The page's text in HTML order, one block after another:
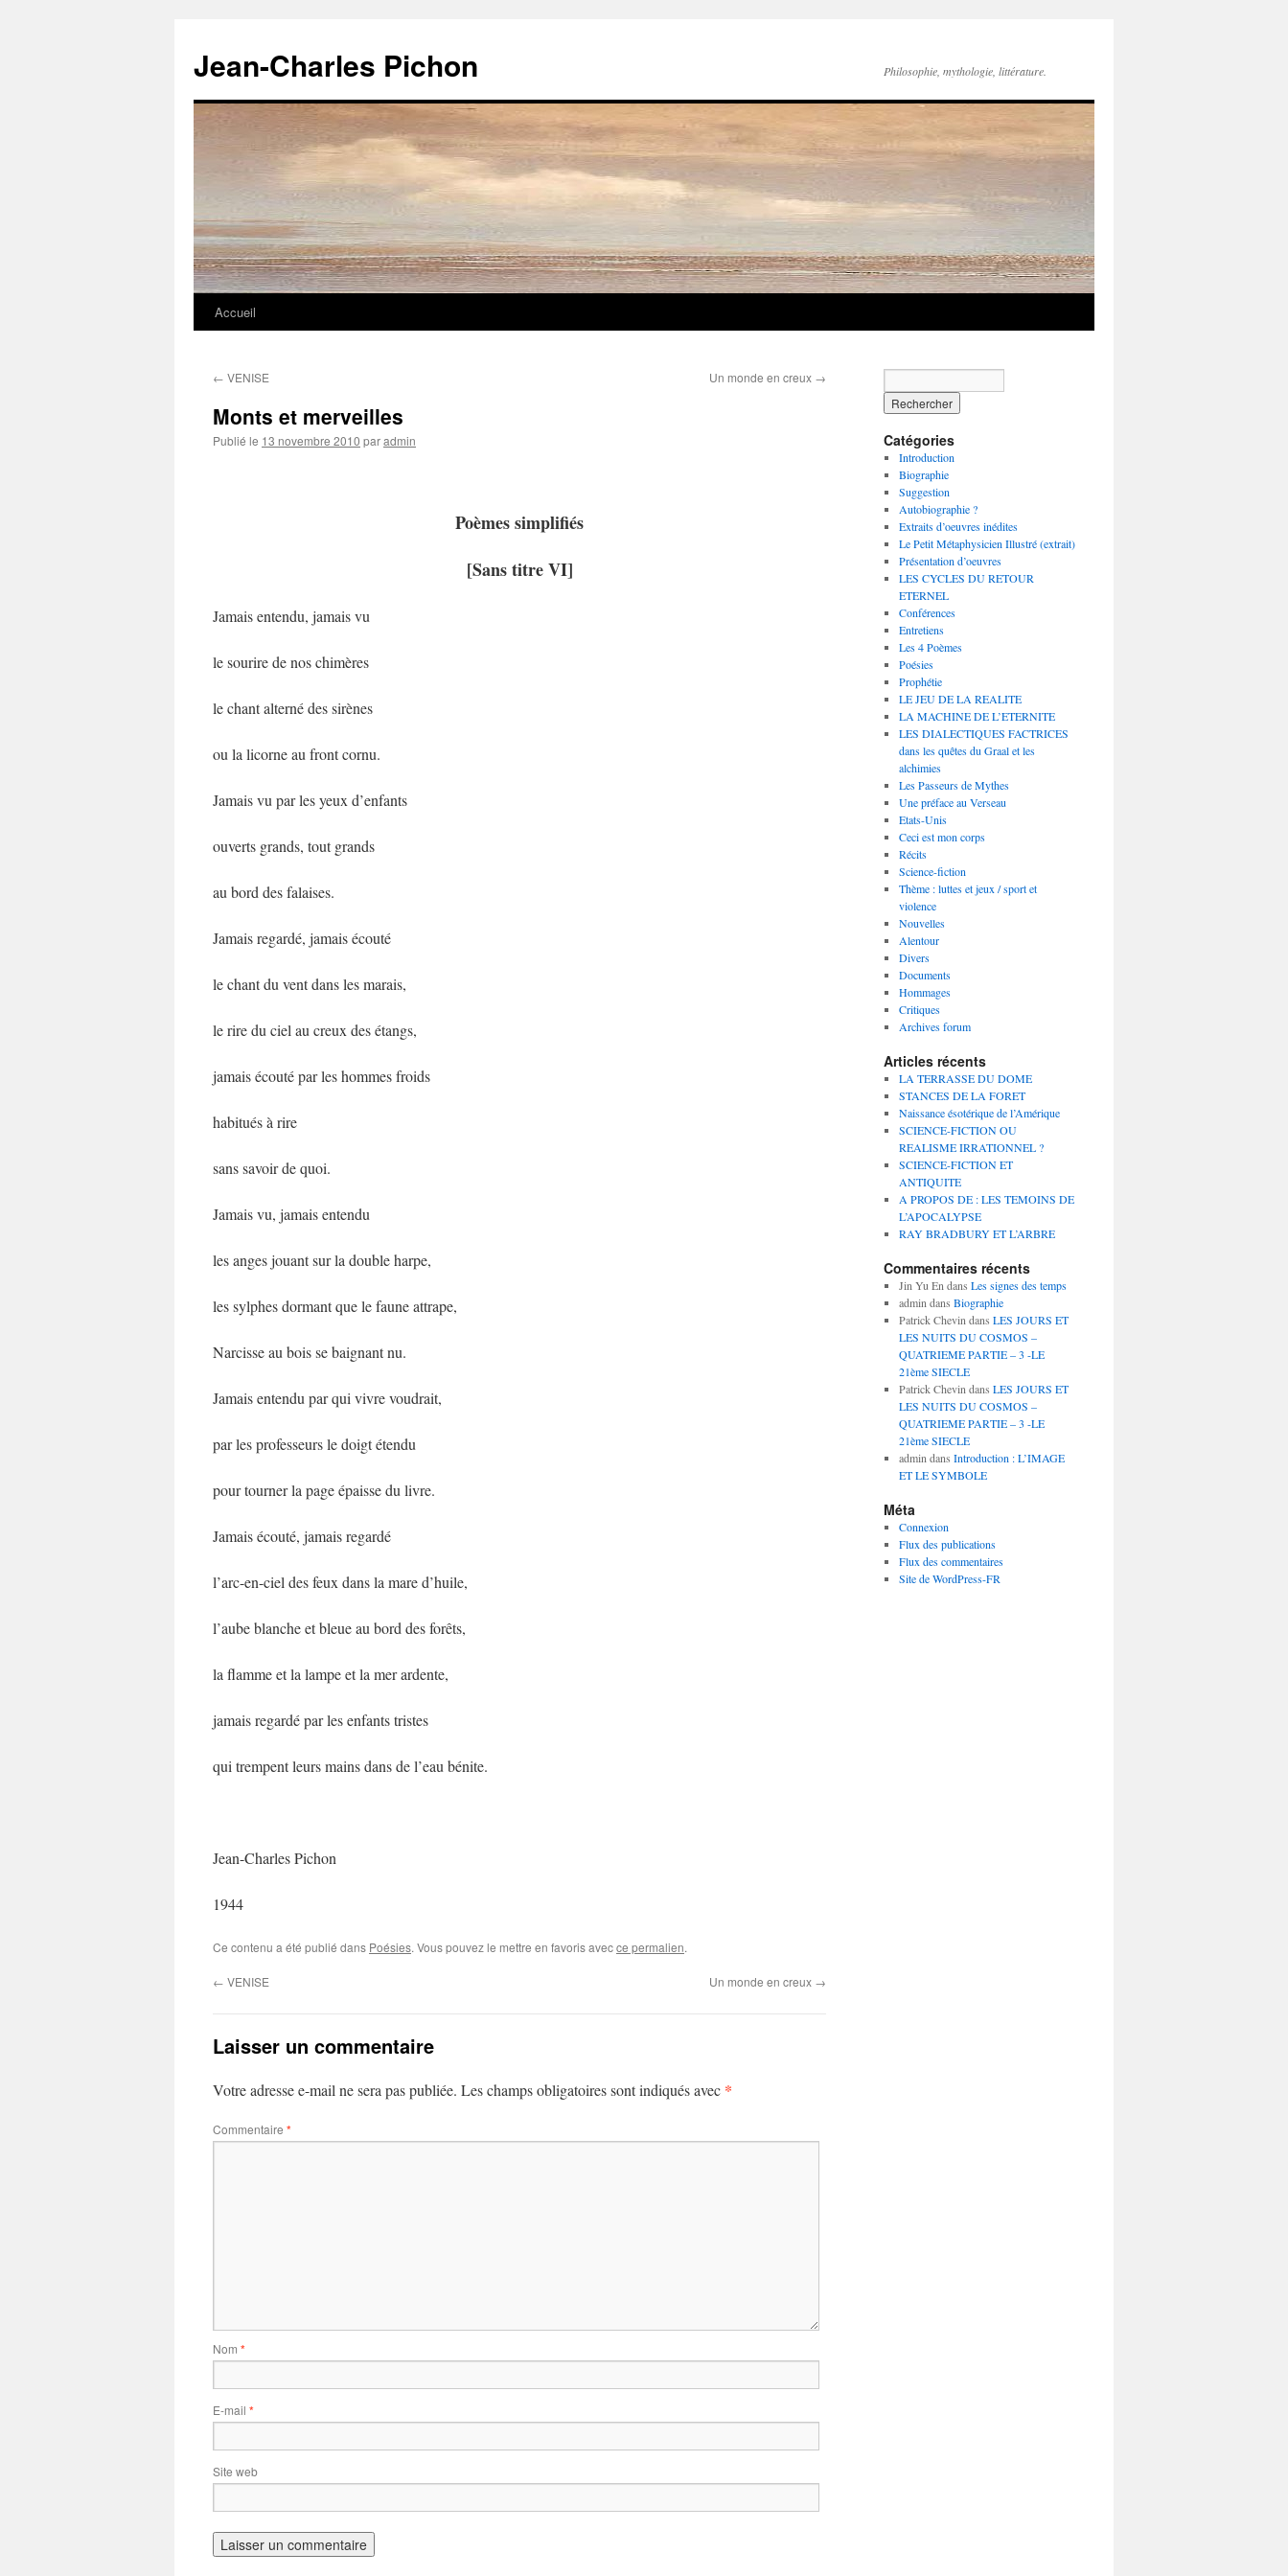
Jean-Charles Pichon Philosophie, mythologie, littérature.
Aller
contenu
Accueil
← VENISE Un monde en creux →
Monts et merveilles
Publié le 13 novembre 2010 paradmin
Poèmes simplifiés
[Sans titre VI]
Jamais entendu, jamais vu
le sourire de nos chimères
le chant alterné des sirènes
ou la licorne au front cornu.
Jamais vu par les yeux d’enfants
ouverts grands, tout grands
au bord des falaises.
Jamais regardé, jamais écouté
le chant du vent dans les marais,
le rire du ciel au creux des étangs,
jamais écouté par les hommes froids
habitués à rire
sans savoir de quoi.
Jamais vu, jamais entendu
les anges jouant sur la double harpe,
les sylphes dormant que le faune attrape,
Narcisse au bois se baignant nu.
Jamais entendu par qui vivre voudrait,
par les professeurs le doigt étendu
pour tourner la page épaisse du livre.
Jamais écouté, jamais regardé
l’arc-en-ciel des feux dans la mare d’huile,
l’aube blanche et bleue au bord des forêts,
la flamme et la lampe et la mer ardente,
jamais regardé par les enfants tristes
qui trempent leurs mains dans de l’eau bénite.
Jean-Charles Pichon
1944
Ce contenu a été publié dans Poésies. Vous pouvez le mettre en favoris avecce permalien.
← VENISE Un monde en creux →
Laisser un commentaire
Votre adresse e-mail ne sera pas publiée. Les champs obligatoires sont indiqués avec *
Commentaire *
Nom *
E-mail *
Site web
Catégories
Introduction
Biographie
Suggestion
Autobiographie ?
Extraits d’oeuvres inédites
Le Petit Métaphysicien Illustré (extrait)
Présentation d’oeuvres
LES CYCLES DU RETOUR
ETERNEL
Conférences
Entretiens
Les 4 Poèmes
Poésies
Prophétie
LE JEU DE LA REALITE
LA MACHINE DE L’ETERNITE
LES DIALECTIQUES FACTRICES
dans les quêtes du Graal et les
alchimies
Les Passeurs de Mythes
Une préface au Verseau
Etats-Unis
Ceci est mon corps
Récits
Science-fiction
Thème : luttes et jeux / sport et
violence
Nouvelles
Alentour
Divers
Documents
Hommages
Critiques
Archives forum
Articles récents
LA TERRASSE DU DOME
STANCES DE LA FORET
Naissance ésotérique de l’Amérique
SCIENCE-FICTION OU
REALISME IRRATIONNEL ?
SCIENCE-FICTION ET
ANTIQUITE
A PROPOS DE : LES TEMOINS DE
L’APOCALYPSE
RAY BRADBURY ET L’ARBRE
Commentaires récents
Jin Yu En dans Les signes des temps
admin dans Biographie
Patrick Chevin dans LES JOURS ET
LES NUITS DU COSMOS –
QUATRIEME PARTIE – 3 -LE
21ème SIECLE
Patrick Chevin dans LES JOURS ET
LES NUITS DU COSMOS –
QUATRIEME PARTIE – 3 -LE
21ème SIECLE
admin dans Introduction : L’IMAGE
ET LE SYMBOLE
Méta
Connexion
Flux des publications
Flux des commentaires
Site de WordPress-FR